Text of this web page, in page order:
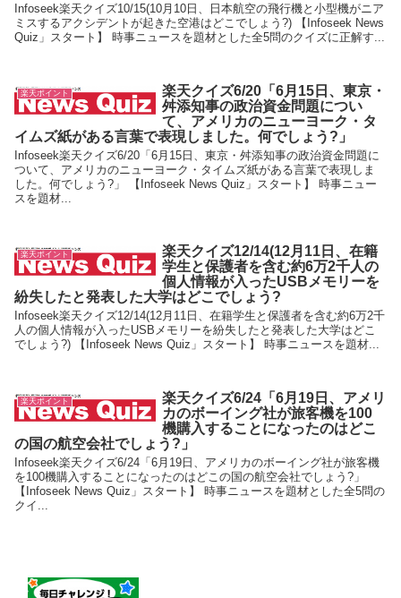
Infoseek楽天クイズ10/15(10月10日、日本航空の飛行機と小型機がニア
ミスするアクシデントが起きた空港はどこでしょう?) 【Infoseek News
Quiz」スタート】 時事ニュースを題材とした全5問のクイズに正解す...
楽天ポイント
楽天クイズ6/20「6月15日、東京・
舛添知事の政治資金問題につい
て、アメリカのニューヨーク・タ
イムズ紙がある言葉で表現しました。何でしょう?」
Infoseek楽天クイズ6/20「6月15日、東京・舛添知事の政治資金問題に
ついて、アメリカのニューヨーク・タイムズ紙がある言葉で表現しま
した。何でしょう?」 【Infoseek News Quiz」スタート】 時事ニュー
スを題材...
楽天ポイント
楽天クイズ12/14(12月11日、在籍
学生と保護者を含む約6万2千人の
個人情報が入ったUSBメモリーを
紛失したと発表した大学はどこでしょう?
Infoseek楽天クイズ12/14(12月11日、在籍学生と保護者を含む約6万2千
人の個人情報が入ったUSBメモリーを紛失したと発表した大学はどこ
でしょう?) 【Infoseek News Quiz」スタート】 時事ニュースを題材...
楽天ポイント
楽天クイズ6/24「6月19日、アメリ
カのボーイング社が旅客機を100
機購入することになったのはどこ
の国の航空会社でしょう?」
Infoseek楽天クイズ6/24「6月19日、アメリカのボーイング社が旅客機
を100機購入することになったのはどこの国の航空会社でしょう?」
【Infoseek News Quiz」スタート】 時事ニュースを題材とした全5問の
クイ...